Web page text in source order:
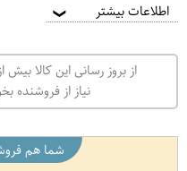
اطلاعات بیشتر ❯
از بروز رسانی این کالا
نیاز از فروشنده
شما هم